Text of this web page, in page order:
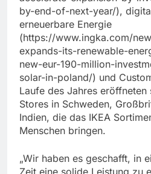
by-end-of-next-year/),
erneuerbare Energie
(https://www.ingka.com/
expands-its-renewable-
new-eur-190-million-
solar-in-poland/) und
Laufe des Jahres eröffneten
Stores in Schweden,
Indien, die das IKEA
Menschen bringen.
„Wir haben es geschafft, in